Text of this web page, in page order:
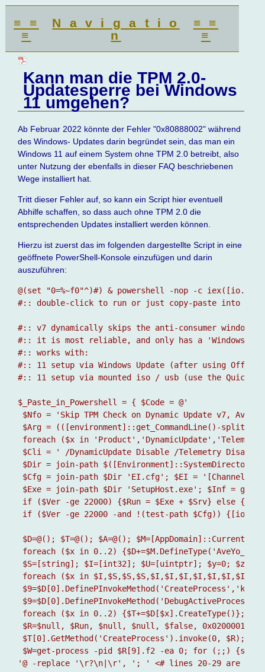
≡ ≡
≡
N a v i g a t i o
n
≡ ≡
≡
Kann man die TPM 2.0-
Updatesperre bei Windows
11 umgehen?
Ab Februar 2022 könnte der Fehler "0x80888002" während
des Windows- Updates darin begründet sein, das man ein
Windows 11 auf einem System ohne TPM 2.0 betreibt, also
unter Nutzung der ebenfalls in dieser FAQ beschriebenen
Wege installiert hat.
Tritt dieser Fehler auf, so kann ein Script hier eventuell
Abhilfe schaffen, so dass auch ohne TPM 2.0 die
entsprechenden Updates installiert werden können.
Hierzu ist zuerst das im folgenden dargestellte Script in eine
geöffnete PowerShell-Konsole einzufügen und darin
auszuführen:
@(set "0=%~f0"^)#) & powershell -nop -c
#:: double-click to run or just copy-paste into
#:: v7 dynamically skips the anti-consumer
#:: it is most reliable, and only has a 'Windows
#:: works with:
#:: 11 setup via Windows Update (after using
#:: 11 setup via mounted iso / usb (use the
$_Paste_in_Powershell = { $Code = @'
$Nfo = 'Skip TPM Check on Dynamic Update v7, AveYo
$Arg = (([environment]::get_CommandLine()-
foreach ($x in
$Cli = ' /DynamicUpdate Disable /Telemetry
$Dir = join-path
$Cfg = join-path $Dir 'EI.cfg'; $EI = '[Channel]'
$Exe = join-path $Dir 'SetupHost.exe'; $Inf =
if ($Ver -ge 22000) {$Run = $Exe + $Srv} else
if ($Ver -ge 22000 -and !(test-path $Cfg))
$D=@(); $T=@(); $A=@();
foreach ($x in 0..2)
$S=[string]; $I=[int32]; $U=[uintptr]; $y=0; $z=0;
foreach ($x in
foreach ($x in 0..2) {$T+=$D[$x].CreateType()};
$R=$null, $Run, $null, $null, $false,
$T[0].GetMethod('CreateProcess').invoke(0, $R);
$W=get-process -pid $R[9].f2 -ea 0; for (;;)
'@ -replace '\r?\n|\r', '; ' <# lines 20-29 are